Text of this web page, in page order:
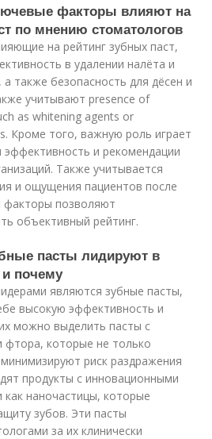
факторы влияют на
по мнению стоматологов
на рейтинг зубных паст,
в удалении налёта и
также безопасность для дёсен и
учитывают presence of
as whitening agents or
Кроме того, важную роль играет
эффективность и рекомендации
Также учитывается
и ощущения пациентов после
факторы позволяют
объективный рейтинг.
пасты лидируют в
и почему
являются зубные пасты,
высокую эффективность и
можно выделить пасты с
которые не только
риск раздражения
продукты с инновационными
как наночастицы, которые
зубов. Эти пасты
за их клинически